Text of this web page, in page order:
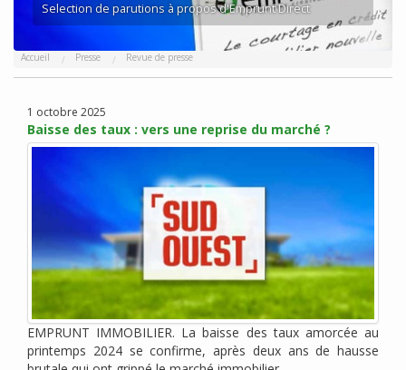
juillet 2022 (1)
avril 2022 (1)
janvier 2022 (3)
novembre 2021 (2)
juillet 2021 (2)
juin 2021 (2)
mai 2021 (1)
avril 2021 (1)
mars 2021 (2)
février 2021 (3)
janvier 2021 (2)
Selection de parutions à propos d'Emprunt Direct
Accueil Presse Revue de presse
1 octobre 2025
Baisse des taux : vers une reprise du marché ?
EMPRUNT IMMOBILIER. La baisse des taux amorcée au
printemps 2024 se confirme, après deux ans de hausse